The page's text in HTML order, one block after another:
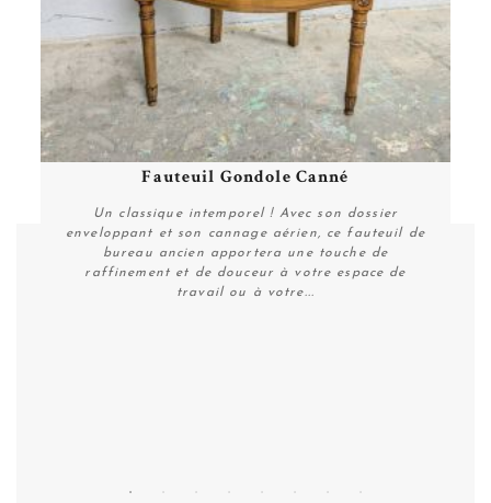
Fauteuil Gondole Canné
Un classique intemporel ! Avec son dossier
enveloppant et son cannage aérien, ce fauteuil de
bureau ancien apportera une touche de
raffinement et de douceur à votre espace de
travail ou à votre...